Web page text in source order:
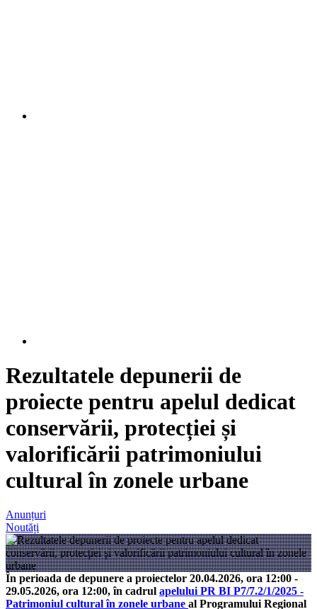
Rezultatele depunerii de
proiecte pentru apelul dedicat
conservării, protecției și
valorificării patrimoniului
cultural în zonele urbane
Anunțuri
Noutăți
În perioada de depunere a proiectelor 20.04.2026, ora 12:00 -
29.05.2026, ora 12:00, în cadrul apelului PR BI P7/7.2/1/2025 -
Patrimoniul cultural în zonele urbane al Programului Regional